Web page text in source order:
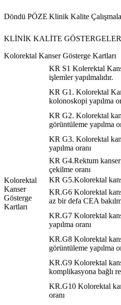
Döndü PÖZE Klinik Kalite
KLİNİK KALİTE
Kolorektal Kanser Gösterge Kartları
Kolorektal
Kanser
Gösterge
Kartları
KR S1 Kolerektal
işlemler yapılmalıdır.
KR G1. Kolorektal
kolonoskopi yapılma
KR G2. Kolorektal
görüntüleme yapılma
KR G3. Kolorektal
yapılma oranı
KR G4.Rektum
çekilme oranı
KR G5.Kolorektal
KR.G6 Kolorektal
az bir defa CEA
KR.G7 Kolorektal
yapılma oranı
KR.G8 Kolorektal
görüntüleme yapılma
KR.G9 Kolorektal
komplikasyona bağlı
KR.G10 Kolorektal
oranı